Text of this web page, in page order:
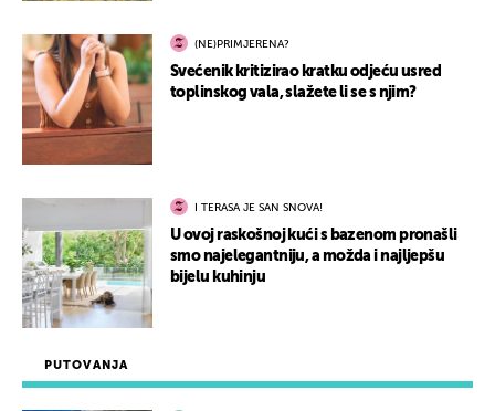
PUTOVANJA
(NE)PRIMJERENA?
Svećenik kritizirao kratku odjeću usred
toplinskog vala, slažete li se s njim?
I TERASA JE SAN SNOVA!
U ovoj raskošnoj kući s bazenom pronašli
smo najelegantniju, a možda i najljepšu
bijelu kuhinju